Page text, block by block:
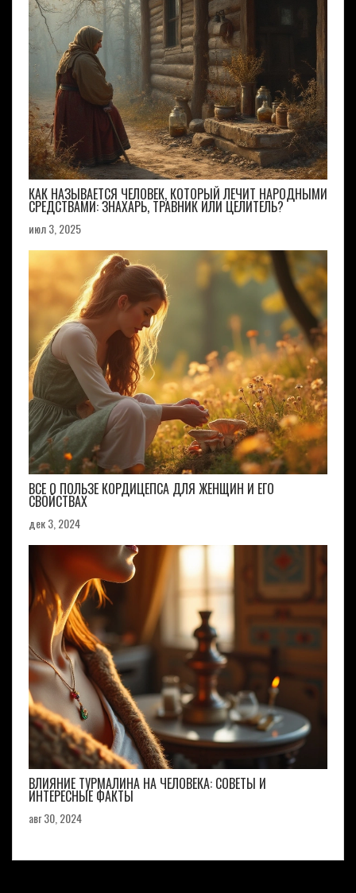
КАК НАЗЫВАЕТСЯ ЧЕЛОВЕК, КОТОРЫЙ ЛЕЧИТ НАРОДНЫМИ
СРЕДСТВАМИ: ЗНАХАРЬ, ТРАВНИК ИЛИ ЦЕЛИТЕЛЬ?
июл 3, 2025
ВСЕ О ПОЛЬЗЕ КОРДИЦЕПСА ДЛЯ ЖЕНЩИН И ЕГО
СВОЙСТВАХ
дек 3, 2024
ВЛИЯНИЕ ТУРМАЛИНА НА ЧЕЛОВЕКА: СОВЕТЫ И
ИНТЕРЕСНЫЕ ФАКТЫ
авг 30, 2024